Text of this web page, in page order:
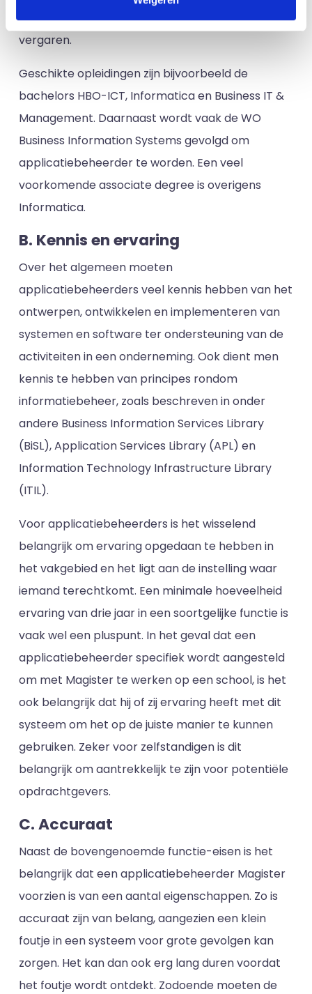
zijn in de IT en hiernaast extra kennis willen
vergaren.
Geschikte opleidingen zijn bijvoorbeeld de
bachelors HBO-ICT, Informatica en Business IT &
Management. Daarnaast wordt vaak de WO
Business Information Systems gevolgd om
applicatiebeheerder te worden. Een veel
voorkomende associate degree is overigens
Informatica.
B. Kennis en ervaring
Over het algemeen moeten
applicatiebeheerders veel kennis hebben van het
ontwerpen, ontwikkelen en implementeren van
systemen en software ter ondersteuning van de
activiteiten in een onderneming. Ook dient men
kennis te hebben van principes rondom
informatiebeheer, zoals beschreven in onder
andere Business Information Services Library
(BiSL), Application Services Library (APL) en
Information Technology Infrastructure Library
(ITIL).
Voor applicatiebeheerders is het wisselend
belangrijk om ervaring opgedaan te hebben in
het vakgebied en het ligt aan de instelling waar
iemand terechtkomt. Een minimale hoeveelheid
ervaring van drie jaar in een soortgelijke functie is
vaak wel een pluspunt. In het geval dat een
applicatiebeheerder specifiek wordt aangesteld
om met Magister te werken op een school, is het
ook belangrijk dat hij of zij ervaring heeft met dit
systeem om het op de juiste manier te kunnen
gebruiken. Zeker voor zelfstandigen is dit
belangrijk om aantrekkelijk te zijn voor potentiële
opdrachtgevers.
C. Accuraat
Naast de bovengenoemde functie-eisen is het
belangrijk dat een applicatiebeheerder Magister
voorzien is van een aantal eigenschappen. Zo is
accuraat zijn van belang, aangezien een klein
foutje in een systeem voor grote gevolgen kan
zorgen. Het kan dan ook erg lang duren voordat
het foutje wordt ontdekt. Zodoende moeten de